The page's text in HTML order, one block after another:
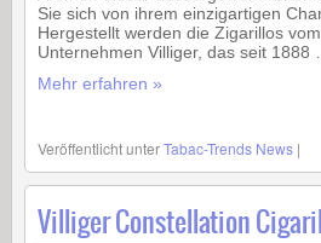
Sie sich von ihrem einzigartigen
Hergestellt werden die Zigarillos
Unternehmen Villiger, das seit 1888 …
Mehr erfahren »
Veröffentlicht unterTabac-Trends News |
Villiger Constellation